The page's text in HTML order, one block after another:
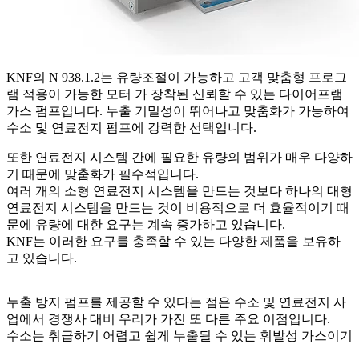
KNF의 N 938.1.2는 유량조절이 가능하고 고객 맞춤형 프로그
램 적용이 가능한 모터 가 장착된 신뢰할 수 있는 다이어프램
가스 펌프입니다. 누출 기밀성이 뛰어나고 맞춤화가 가능하여
수소 및 연료전지 펌프에 강력한 선택입니다.
또한 연료전지 시스템 간에 필요한 유량의 범위가 매우 다양하
기 때문에 맞춤화가 필수적입니다.
여러 개의 소형 연료전지 시스템을 만드는 것보다 하나의 대형
연료전지 시스템을 만드는 것이 비용적으로 더 효율적이기 때
문에 유량에 대한 요구는 계속 증가하고 있습니다.
KNF는 이러한 요구를 충족할 수 있는 다양한 제품을 보유하
고 있습니다.
누출 방지 펌프를 제공할 수 있다는 점은 수소 및 연료전지 사
업에서 경쟁사 대비 우리가 가진 또 다른 주요 이점입니다.
수소는 취급하기 어렵고 쉽게 누출될 수 있는 휘발성 가스이기